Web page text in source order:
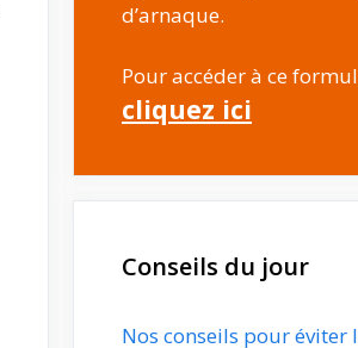
d’arnaque.
Pour accéder à ce
cliquez ici
Conseils du jour
Nos conseils pour éviter